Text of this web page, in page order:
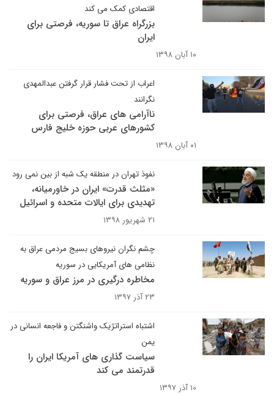
اقتصادی کمک می کند
بزرگراه عراق تا سوریه، فرصتی برای
ایران
۱۰ آبان ۱۳۹۸
اعراب از تحت فشار قرار گرفتن عبدالمهدی
نگرانند
ناآرامی های عراق، فرصتی برای
کشورهای عربی حوزه خلیج فارس
۰۱ آبان ۱۳۹۸
نفوذ تهران در منطقه یک شبه از بین نمی رود
«مثلث قدرت» ایران در خاورمیانه،
تهدیدی برای ایالات متحده و اسرائیل
۲۱ شهریور ۱۳۹۸
چشم نگران نیروهای بسیج مردمی عراق به
نظامی های آمریکایی در سوریه
مخاطره درگیری در مرز عراق و سوریه
۲۳ آذر ۱۳۹۷
اشتباه استراتژیک واشنگتن و فاجعه انسانی در
یمن
سیاست گذاری های آمریکا ایران را
قدرتمند می‌ کند
۱۰ آذر ۱۳۹۷